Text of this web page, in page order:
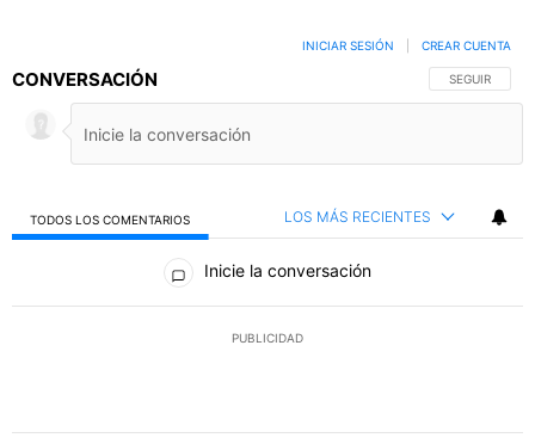
CONVERSACIÓN SIGA ESTA
SEGUIR
INICIAR SESIÓN CREAR CUENTA
TODOS LOS COMENTARIOS LOS MÁS RECIENTES
Todos los comentarios
Inicie la conversación
PUBLICIDAD